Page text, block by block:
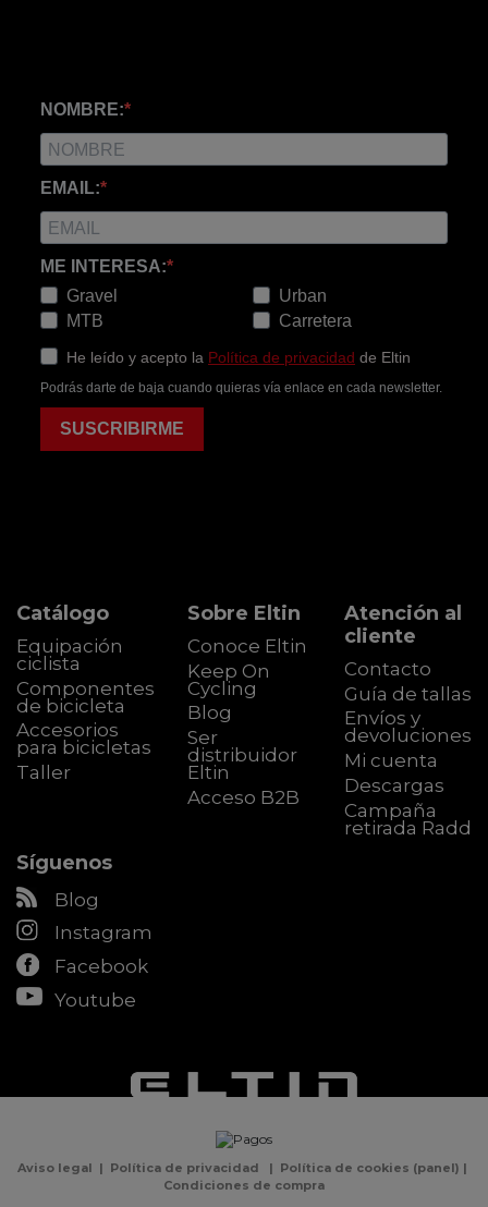
NOMBRE:
EMAIL:
ME INTERESA:
Gravel
MTB
Urban
Carretera
He leído y acepto la Política de privacidad de Eltin
Podrás darte de baja cuando quieras vía enlace en cada newsletter.
SUSCRIBIRME
Catálogo
Equipación
ciclista
Componentes
de bicicleta
Accesorios
para bicicletas
Taller
Sobre Eltin
Conoce Eltin
Keep On
Cycling
Blog
Ser
distribuidor
Eltin
Acceso B2B
Atención al
cliente
Contacto
Guía de tallas
Envíos y
devoluciones
Mi cuenta
Descargas
Campaña
retirada Radd
Síguenos
Blog
Instagram
Facebook
Youtube
Aviso legal | Política de privacidad | Política de cookies (panel) |
Condiciones de compra